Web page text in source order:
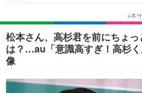
音楽
ショッピング
ライフTOP
ペット
リリース一覧
プッシュ通知の停止方法
松本さん、高杉君を前にちょ
は？…au「意識高すぎ！高杉
像